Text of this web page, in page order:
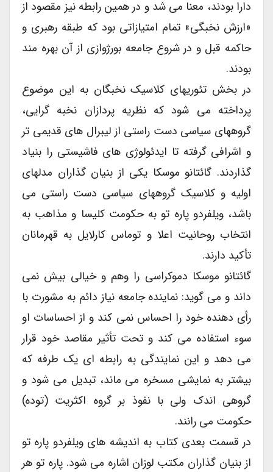
دارا بودند، معنا می شد و در همین رابطه نیز مقصود از
«ارزش نخبگی» تمام امتیازاتی بود که طبقه رهبری و
حاکمه قبل و در شروع جامعه بورژوازی از آن بهره مند
بودند.
در بخش تئوریهای کلاسیک نخبگان به این موضوع
پرداخته می شود که نظریه پردازان نخبه گرایی،
گروههای سیاسی دست راستی از لیبرال های قدیمی تر
و اشرافی گرفته تا ایدئولوژی های فاشیستی را بنیاد
گذاردند. گائتانو موسکا یکی از بنیان گذاران مدلهای
اولیه و کلاسیک گروههای سیاسی دست راستی می
باشد، ویلفردو پاره تو به حکومت کلیسا و مذاهب به
انتخاب روحانیت اعلا و توماس کارلایل به قهرمانان
تأکید دارند.
گائتانو موسکا دموکراسی را وهم و خیالی بیش نمی
داند و می گوید: نماینده جامعه نیاز دائم به مشورت با
رأی دهنده خود را احساس نمی کند و از احساسات او
سوء استفاده می کند و تحت تأثیر مقاصد خود قرار
می دهد و این نمایندگی به رابطه ای یک طرفه که
بیشتر به نمایشی مسخره می ماند، تبدیل می شود و
گروهی اندک ولی با نفوذ بر گروه اکثریت (توده)
حکومت می رانند.
در قسمت بعدی کتاب به اندیشه های ویلفردو پاره تو
از بنیان گذاران مکتب لوزان اشاره می شود. پاره تو هر